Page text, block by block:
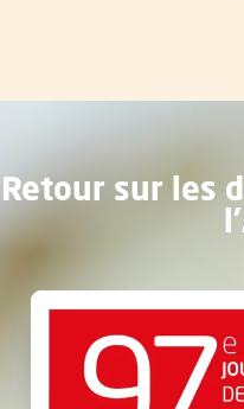
Retour sur les